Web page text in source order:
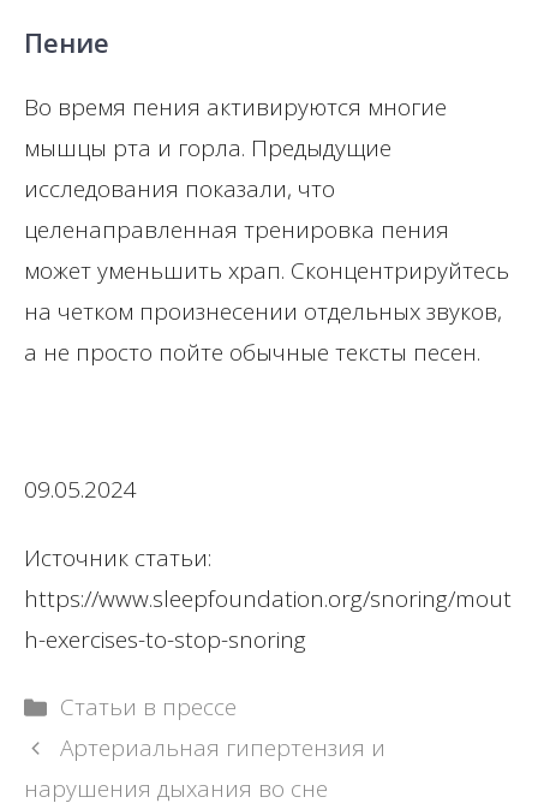
Пение
Во время пения активируются многие
мышцы рта и горла. Предыдущие
исследования показали, что
целенаправленная тренировка пения
может уменьшить храп. Сконцентрируйтесь
на четком произнесении отдельных звуков,
а не просто пойте обычные тексты песен.
09.05.2024
Источник статьи:
https://www.sleepfoundation.org/snoring/mout
h-exercises-to-stop-snoring
Рубрики
Статьи в прессе
Навигация
записи
Артериальная гипертензия и
нарушения дыхания во сне